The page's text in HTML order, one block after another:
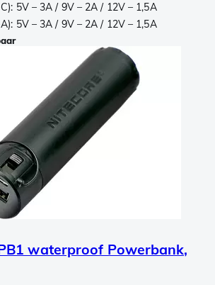
5V – 3A / 9V – 2A / 12V – 1,5A
5V – 3A / 9V – 2A / 12V – 1,5A
waterproof Powerbank,